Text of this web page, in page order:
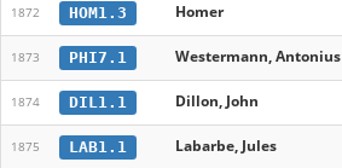
1872 HOM1.3 Homer
1873 PHI7.1 Westermann, Antonius
1874 DIL1.1 Dillon, John
1875 LAB1.1 Labarbe, Jules